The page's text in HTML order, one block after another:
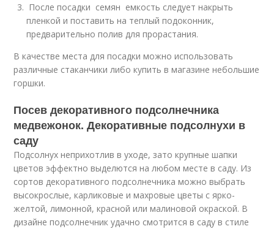
После посадки семян емкость следует накрыть
пленкой и поставить на теплый подоконник,
предварительно полив для прорастания.
В качестве места для посадки можно использовать
различные стаканчики либо купить в магазине небольшие
горшки.
Посев декоративного подсолнечника
медвежонок. Декоративные подсолнухи в
саду
Подсолнух неприхотлив в уходе, зато крупные шапки
цветов эффектно выделются на любом месте в саду. Из
сортов декоративного подсолнечника можно выбрать
высокрослые, карликовые и махровые цветы с ярко-
желтой, лимонной, красной или малиновой окраской. В
дизайне подсолнечник удачно смотрится в саду в стиле